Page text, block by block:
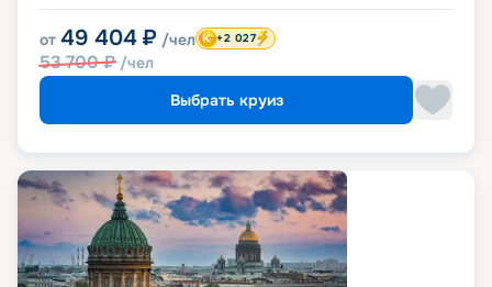
от 49 404 ₽ /чел
53 700₽ /чел
+2 027
Выбрать круиз